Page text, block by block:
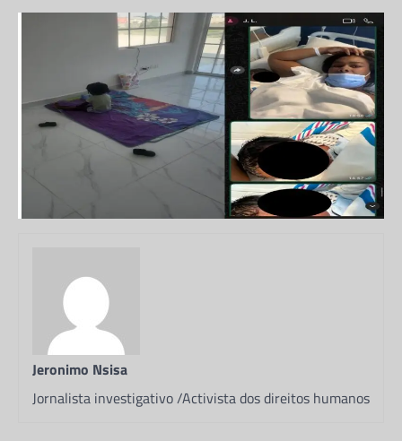
Jeronimo Nsisa
Jornalista investigativo /Activista dos direitos humanos
Partilhe e siga-nos ...
Partilhe e siga-nos …Segundo apuramos,
devido as péssimas condições dos reclusos
em Angola, no período de 2022 a 2024,
registou-se…
BLOG
GOVERNADOR VOLTA A CRIAR
TEIA DE CORRUPÇÃO COM O
BENEPLÁCITO DO DIRECTOR
das administrações municipais nos…